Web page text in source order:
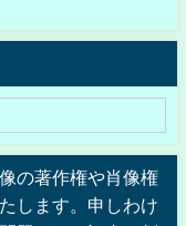
の著作権や肖像権
します。申しわけ